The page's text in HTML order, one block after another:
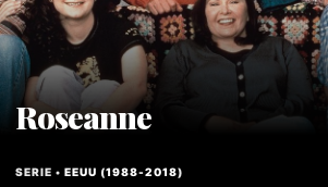
Roseanne
SERIE •EEUU (1988-2018)